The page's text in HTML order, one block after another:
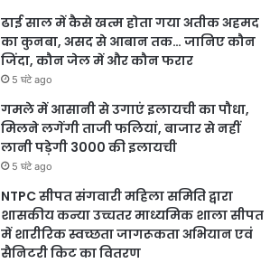
ढाई साल में कैसे खत्म होता गया अतीक अहमद
का कुनबा, असद से आबान तक… जानिए कौन
जिंदा, कौन जेल में और कौन फरार
5 घंटे ago
गमले में आसानी से उगाएं इलायची का पौधा,
मिलने लगेंगी ताजी फलियां, बाजार से नहीं
लानी पड़ेगी 3000 की इलायची
5 घंटे ago
NTPC सीपत संगवारी महिला समिति द्वारा
शासकीय कन्या उच्चतर माध्यमिक शाला सीपत
में शारीरिक स्वच्छता जागरूकता अभियान एवं
सैनिटरी किट का वितरण